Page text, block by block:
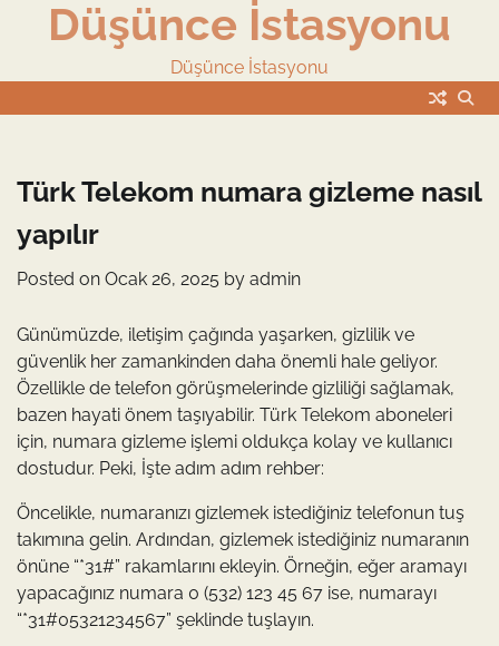
Düşünce İstasyonu
Düşünce İstasyonu
Türk Telekom numara gizleme nasıl
yapılır
Posted on Ocak 26, 2025 by admin
Günümüzde, iletişim çağında yaşarken, gizlilik ve
güvenlik her zamankinden daha önemli hale geliyor.
Özellikle de telefon görüşmelerinde gizliliği sağlamak,
bazen hayati önem taşıyabilir. Türk Telekom aboneleri
için, numara gizleme işlemi oldukça kolay ve kullanıcı
dostudur. Peki, İşte adım adım rehber:
Öncelikle, numaranızı gizlemek istediğiniz telefonun tuş
takımına gelin. Ardından, gizlemek istediğiniz numaranın
önüne “*31#” rakamlarını ekleyin. Örneğin, eğer aramayı
yapacağınız numara 0 (532) 123 45 67 ise, numarayı
“*31#05321234567” şeklinde tuşlayın.